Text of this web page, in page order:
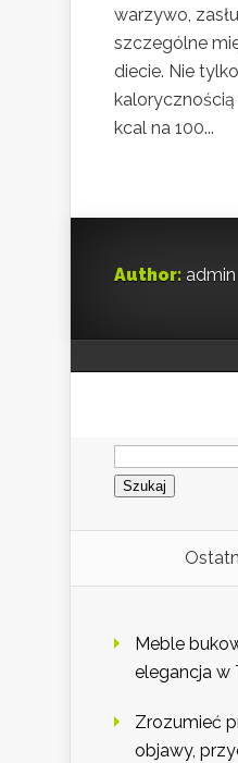
warzywo,
szczególne
diecie. Nie
kcal na 100...
Author: admin
Szukaj:
Meble
elegancja w
Zrozumieć
objawy,